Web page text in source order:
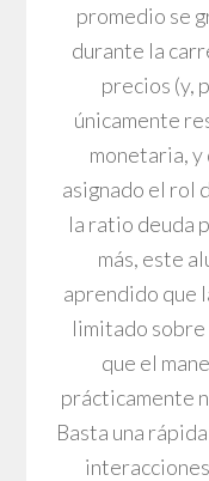
promedio se
durante la
precios (y,
únicamente
monetaria,
asignado el rol
la ratio deuda
más, este
aprendido que
limitado
que el
prácticamente
Basta una